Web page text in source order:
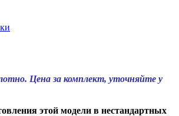
Цена за комплект, уточняйте у
этой модели в нестандартных